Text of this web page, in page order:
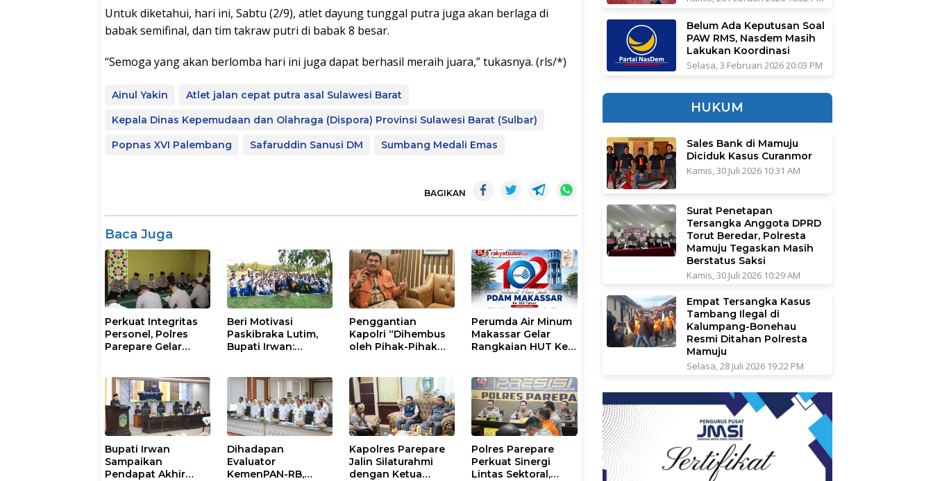
Untuk diketahui, hari ini, Sabtu (2/9), atlet dayung tunggal putra juga akan berlaga di
babak semifinal, dan tim takraw putri di babak 8 besar.
“Semoga yang akan berlomba hari ini juga dapat berhasil meraih juara,” tukasnya. (rls/*)
Ainul Yakin
Atlet jalan cepat putra asal Sulawesi Barat
Kepala Dinas Kepemudaan dan Olahraga (Dispora) Provinsi Sulawesi Barat (Sulbar)
Popnas XVI Palembang
Safaruddin Sanusi DM Sumbang Medali Emas
BAGIKAN
Baca Juga
Perkuat Integritas
Personel, Polres
Parepare Gelar
Beri Motivasi
Paskibraka Lutim,
Bupati Irwan:
Perhatian
Penggantian
Kapolri “Dihembus
oleh Pihak-Pihak
Perumda Air Minum
Makassar Gelar
Rangkaian HUT Ke-
Masyarakat
Bupati Irwan
Sampaikan
Pendapat Akhir
Dihadapan
Evaluator
KemenPAN-RB,
Kapolres Parepare
Jalin Silaturahmi
dengan Ketua
Polres Parepare
Perkuat Sinergi
Lintas Sektoral,
Belum Ada Keputusan Soal
PAW RMS, Nasdem Masih
Lakukan Koordinasi
Selasa, 3 Februari 2026 20:03 PM
HUKUM
Sales Bank di Mamuju
Diciduk Kasus Curanmor
Kamis, 30 Juli 2026 10:31 AM
Surat Penetapan
Tersangka Anggota DPRD
Torut Beredar, Polresta
Mamuju Tegaskan Masih
Berstatus Saksi
Kamis, 30 Juli 2026 10:29 AM
Empat Tersangka Kasus
Tambang Ilegal di
Kalumpang-Bonehau
Resmi Ditahan Polresta
Mamuju
Selasa, 28 Juli 2026 19:22 PM